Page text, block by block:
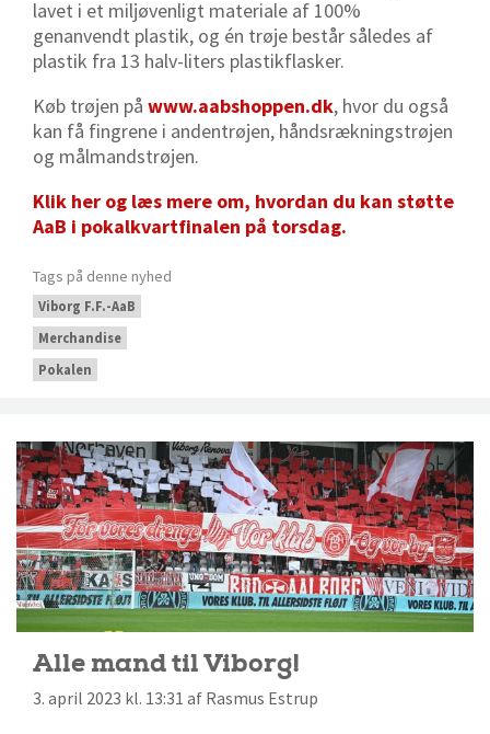
lavet i et miljøvenligt materiale af 100%
genanvendt plastik, og én trøje består således af
plastik fra 13 halv-liters plastikflasker.
Køb trøjen på www.aabshoppen.dk, hvor du også
kan få fingrene i andentrøjen, håndsrækningstrøjen
og målmandstrøjen.
Klik her og læs mere om, hvordan du kan støtte
AaB i pokalkvartfinalen på torsdag.
Tags på denne nyhed
Viborg F.F.-AaB
Merchandise
Pokalen
Alle mand til Viborg!
3. april 2023 kl. 13:31 af Rasmus Estrup